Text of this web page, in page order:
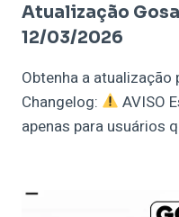
Atualização
12/03/2026
Obtenha a
Changelog:
AVISO
apenas para usuários